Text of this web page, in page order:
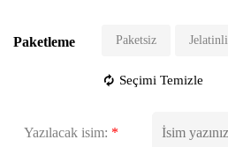
Paketleme Paketsiz Jelatinli
Seçimi Temizle
Yazılacak isim: *